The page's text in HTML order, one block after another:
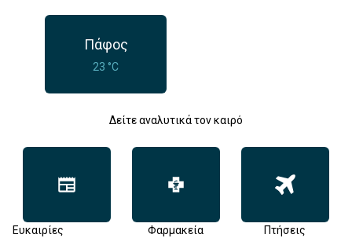
Πάφος
23 °C
Δείτε αναλυτικά τον καιρό
Ευκαιρίες
Φαρμακεία Πτήσεις